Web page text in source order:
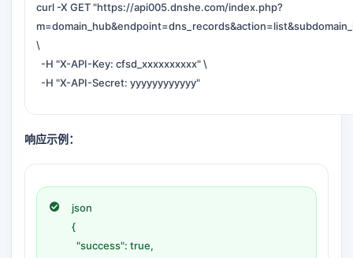
curl -X GET "https://api005.dnshe.com/index.php?
\
-H "X-API-Key: cfsd_xxxxxxxxxx" \
-H "X-API-Secret: yyyyyyyyyyyy"
响应示例：
json
{
"success": true,